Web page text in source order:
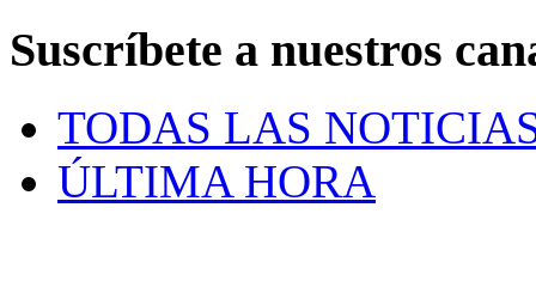
Suscríbete a nuestros
TODAS LAS
ÚLTIMA HORA